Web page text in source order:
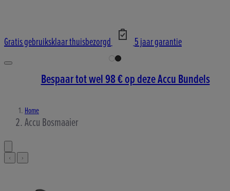
Gratis gebruiksklaar thuisbezorgd 5 jaar garantie
Bespaar tot wel 98 € op deze Accu Bundels
Home
Accu Bosmaaier